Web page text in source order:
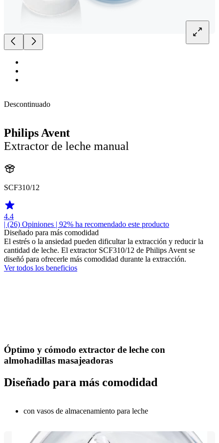
Descontinuado
Philips Avent
Extractor de leche manual
SCF310/12
4.4
| (26) Opiniones | 92% ha recomendado este producto
Diseñado para más comodidad
El estrés o la ansiedad pueden dificultar la extracción y reducir la
cantidad de leche. El extractor SCF310/12 de Philips Avent se
diseñó para ofrecerle más comodidad durante la extracción.
Ver todos los beneficios
Óptimo y cómodo extractor de leche con
almohadillas masajeadoras
Diseñado para más comodidad
con vasos de almacenamiento para leche